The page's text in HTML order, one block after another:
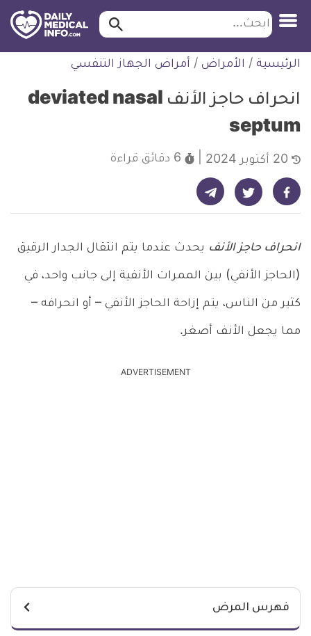
التخطي
للمحتوى
طبية
ابحث ابحث…
الرئيسية / الأمراض / أمراض الجهاز التنفسي
انحراف حاجز الأنف deviated nasal
septum
6 دقائق قراءة
شارك على فيسبوك - ديلي ميديكال انفو شارك على تويتر - ديلي ميديكال انفو شارك على تيليجرام - ديلي ميديكال انفو
انحراف حاجز الأنف يحدث عندما يتم انتقال الجدار الرقيق
(الحاجز الأنفي) بين الممرات الأنفية إلى جانب واحد، في
كثير من الناس، يتم إزاحة الحاجز الأنفي – أو انحرافه –
مما يجعل الأنف أصغر.
ADVERTISEMENT
فهرس المرض